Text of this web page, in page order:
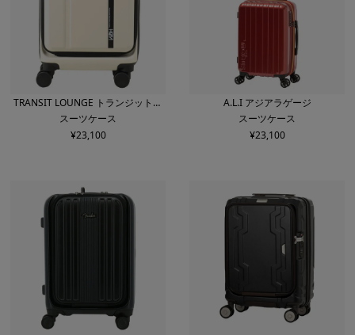
TRANSIT LOUNGE トランジットラ
ウンジ
スーツケース
¥23,100
A.L.I アジアラゲージ
スーツケース
¥23,100